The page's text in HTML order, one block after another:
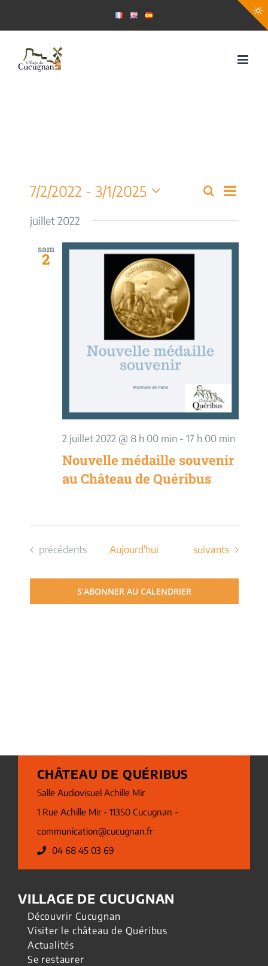
au
contenu
et
Recherche
vues
Liste
7/2/2022 - 3/1/2025
une
juillet 2022
sam
2
2 juillet 2022 @ 8 h 00 min- 17 h 00 min
Nouvelle médaille souvenir
au Château de Quéribus
Évènements
précédents Aujourd'hui Évènements
suivants
S’ABONNER AU CALENDRIER
CHÂTEAU DE QUÉRIBUS
Salle Audiovisuel Achille Mir
1 Rue Achille Mir - 11350 Cucugnan -
communication@cucugnan.fr
04 68 45 03 69
VILLAGE DE CUCUGNAN
Découvrir Cucugnan
Visiter le château de Quéribus
Actualités
Se restaurer